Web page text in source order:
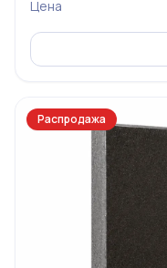
Цена
Распродажа